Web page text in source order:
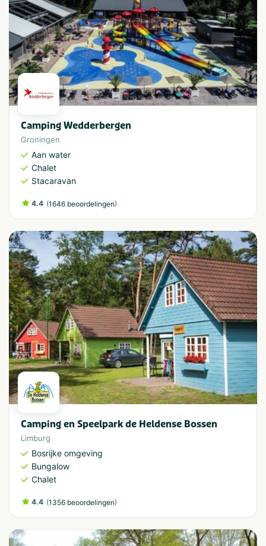
Camping Wedderbergen
Groningen
Aan water
Chalet
Stacaravan
4.4 (1646 beoordelingen)
Camping en Speelpark de Heldense Bossen
Limburg
Bosrijke omgeving
Bungalow
Chalet
4.4 (1356 beoordelingen)